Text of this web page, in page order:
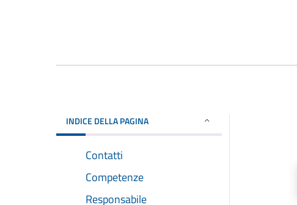
INDICE DELLA PAGINA
Contatti
Competenze
Responsabile